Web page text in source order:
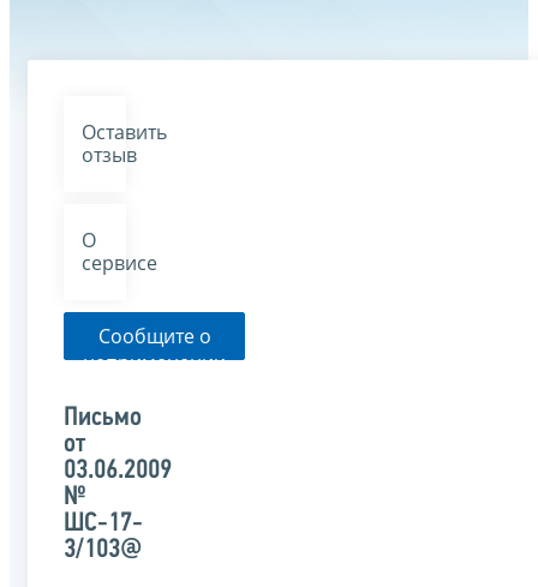
Оставить
отзыв
О
сервисе
Сообщите о
неприменении
органом
письма
Письмо
от
03.06.2009
№
ШС-17-
3/103@